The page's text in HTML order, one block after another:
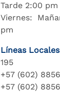
Tarde 2:00
Viernes:
pm
Líneas
195
+57 (602)
+57 (602)